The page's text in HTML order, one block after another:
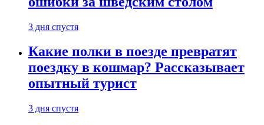
3 дня спустя
Какие полки в поезде превратят
поездку в кошмар? Рассказывает
опытный турист
3 дня спустя